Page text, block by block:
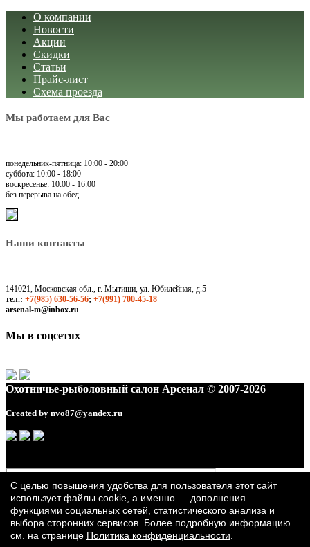
О компании
Новости
Акции
Скидки
Статьи
Прайс-лист
Схема проезда
Мы работаем для Вас
понедельник-пятница: 10:00 - 20:00
суббота: 10:00 - 18:00
воскресенье: 10:00 - 16:00
без перерыва на обед
Наши контакты
141021, Московская обл., г. Мытищи, ул. Юбилейная, д.5
тел.: +7(985) 630-56-56; +7(991) 700-45-18
arsenal-m@inbox.ru
Мы в соцсетях
Охотничье-рыболовный салон Арсенал © 2007-2026
Created by nvo87@yandex.ru
С целью повышения удобства для пользователя этот сайт
использует файлы cookie, а именно — дополнения
функциями социальных сетей, статистического анализа и
выбора сторонних сервисов. Более подробную информацию
см. на странице Политика конфиденциальности